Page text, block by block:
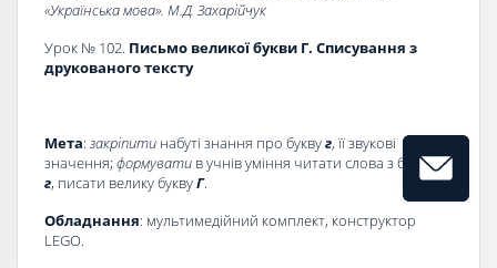
«Українська мова». М.Д. Захарійчук
Урок № 102. Письмо великої букви Г. Списування з
друкованого тексту
Мета: закріпити набуті знання про буквуг, її звукові
значення; формувати в учнів уміння читати слова з буквою
г, писати велику буквуГ.
Обладнання: мультимедійний комплект, конструктор
LEGO.